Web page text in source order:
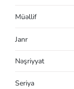
Müəllif
Janr
Nəşriyyat
Seriya